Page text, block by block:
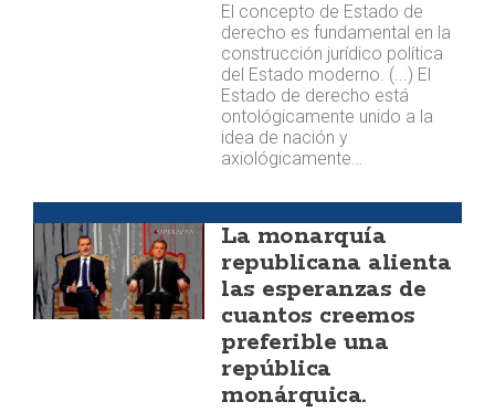
El concepto de Estado de
derecho es fundamental en la
construcción jurídico política
del Estado moderno. (...) El
Estado de derecho está
ontológicamente unido a la
idea de nación y
axiológicamente…
La monarquía
republicana alienta
las esperanzas de
cuantos creemos
preferible una
república
monárquica.